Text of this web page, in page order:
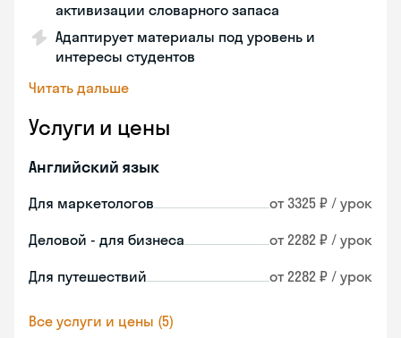
активизации словарного запаса
Адаптирует материалы под уровень и
интересы студентов
Читать дальше
Услуги и цены
Английский язык
Для маркетологов от 3325 ₽ / урок
Деловой - для бизнеса от 2282 ₽ / урок
Для путешествий от 2282 ₽ / урок
Все услуги и цены (5)